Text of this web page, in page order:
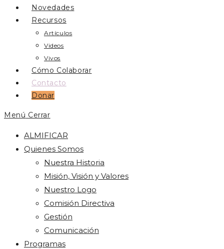
Novedades
Recursos
Artículos
Videos
Vivos
Cómo Colaborar
Contacto
Donar
Menú Cerrar
ALMIFICAR
Quienes Somos
Nuestra Historia
Misión, Visión y Valores
Nuestro Logo
Comisión Directiva
Gestión
Comunicación
Programas